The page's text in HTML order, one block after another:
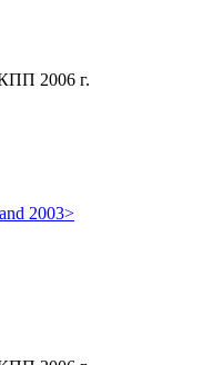
2006 г.
2003>